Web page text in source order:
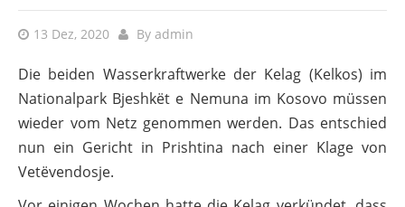
13 Dez, 2020 By admin
Die beiden Wasserkraftwerke der Kelag (Kelkos) im
Nationalpark Bjeshkët e Nemuna im Kosovo müssen
wieder vom Netz genommen werden. Das entschied
nun ein Gericht in Prishtina nach einer Klage von
Vetëvendosje.